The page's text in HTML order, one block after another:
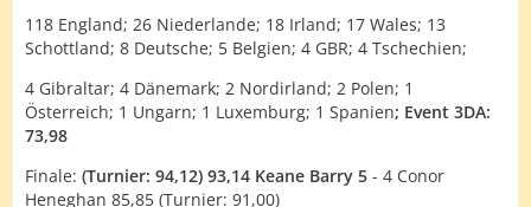
118 England; 26 Niederlande; 18 Irland; 17 Wales; 13
Schottland; 8 Deutsche; 5 Belgien; 4 GBR; 4 Tschechien;
4 Gibraltar; 4 Dänemark; 2 Nordirland; 2 Polen; 1
Österreich; 1 Ungarn; 1 Luxemburg; 1 Spanien; Event 3DA:
73,98
Finale: (Turnier: 94,12) 93,14 Keane Barry 5 - 4 Conor
Heneghan 85,85 (Turnier: 91,00)